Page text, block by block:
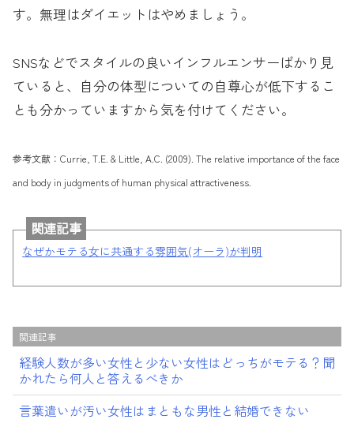
す。無理はダイエットはやめましょう。
SNSなどでスタイルの良いインフルエンサーばかり見
ていると、自分の体型についての自尊心が低下するこ
とも分かっていますから気を付けてください。
参考文献：Currie, T.E. & Little, A.C. (2009). The relative importance of the face
and body in judgments of human physical attractiveness.
関連記事
なぜかモテる女に共通する雰囲気(オーラ)が判明
関連記事
経験人数が多い女性と少ない女性はどっちがモテる？聞
かれたら何人と答えるべきか
言葉遣いが汚い女性はまともな男性と結婚できない